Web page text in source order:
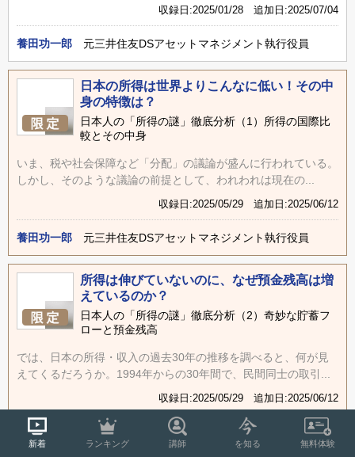
収録日:2025/01/28 追加日:2025/07/04
養田功一郎 元三井住友DSアセットマネジメント執行役員
日本の所得は世界よりこんなに低い！その中
身の特徴は？
日本人の「所得の謎」徹底分析（1）所得の国際比
較とその中身
いま、税や社会保障など「分配」の議論が盛んに行われている。
しかし、そのような議論の前提として、われわれは現在の...
収録日:2025/05/29 追加日:2025/06/12
養田功一郎 元三井住友DSアセットマネジメント執行役員
所得は伸びていないのに、なぜ預金残高は増
えているのか？
日本人の「所得の謎」徹底分析（2）奇妙な貯蓄フ
ローと預金残高
では、日本の所得・収入の過去30年の推移を調べると、何が見
えてくるだろうか。1994年からの30年間で、民間同士の取引...
収録日:2025/05/29 追加日:2025/06/12
養田功一郎 元三井住友DSアセットマネジメント執行役員
新着 ランキング 講師 を知る 無料体験